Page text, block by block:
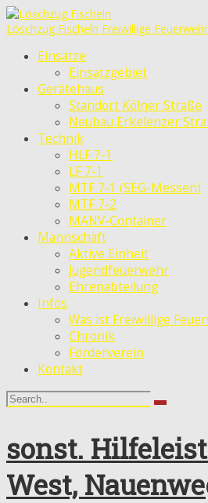
Löschzug Fischeln Freiwillige
Einsätze
Einsatzgebiet
Gerätehaus
Standort Kölner Straße
Neubau Erkelenzer
Technik
HLF 7-1
LF 7-1
MTF 7-1 (SEG-Messen)
MTF 7-2
MANV-Container
Mannschaft
Aktive Einheit
Jugendfeuerwehr
Ehrenabteilung
Infos
Was ist Freiwillige
Chronik
Förderverein
Kontakt
sonst.
West,